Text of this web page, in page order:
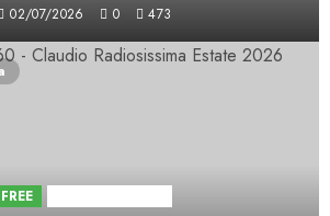
02/07/2026 0 473
FREE